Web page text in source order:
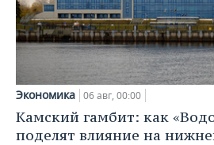
Экономика 06 авг, 00:00
Камский гамбит: как
поделят влияние на